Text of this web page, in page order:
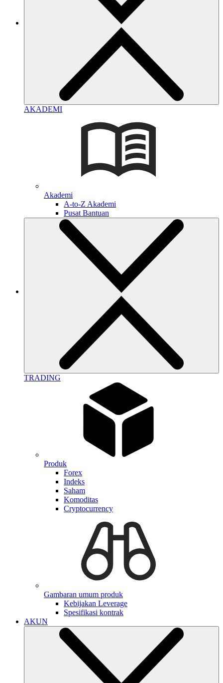
AKADEMI
Akademi
A-to-Z Akademi
Pusat Bantuan
TRADING
Produk
Forex
Indeks
Saham
Komoditas
Cryptocurrency
Gambaran umum produk
Kebijakan Leverage
Spesifikasi kontrak
AKUN